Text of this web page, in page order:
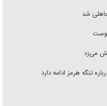
شد
می‌زد
تنگه هرمز ادامه دارد